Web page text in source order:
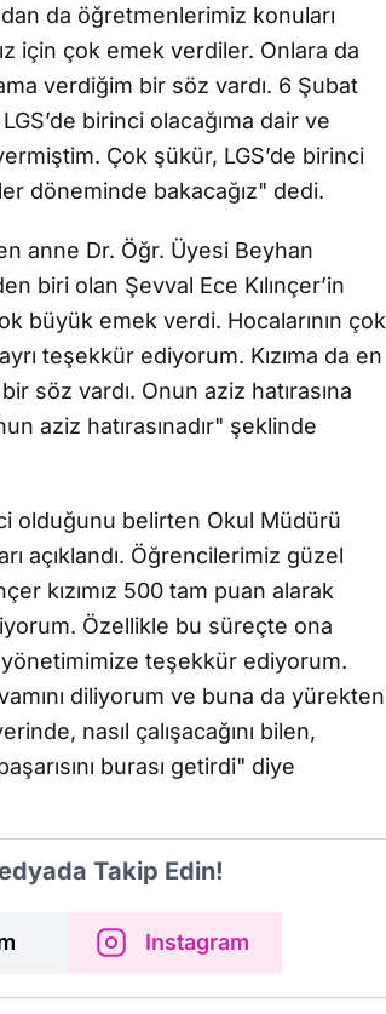
da öğretmenlerimiz konuları
için çok emek verdiler. Onlara da
verdiğim bir söz vardı. 6 Şubat
birinci olacağıma dair ve
Çok şükür, LGS’de birinci
döneminde bakacağız" dedi.
anne Dr. Öğr. Üyesi Beyhan
biri olan Şevval Ece Kılınçer’in
büyük emek verdi. Hocalarının çok
teşekkür ediyorum. Kızıma da en
söz vardı. Onun aziz hatırasına
aziz hatırasınadır" şeklinde
olduğunu belirten Okul Müdürü
açıklandı. Öğrencilerimiz güzel
kızımız 500 tam puan alarak
Özellikle bu süreçte ona
teşekkür ediyorum.
diliyorum ve buna da yürekten
nasıl çalışacağını bilen,
burası getirdi" diye
Takip Edin!
Instagram